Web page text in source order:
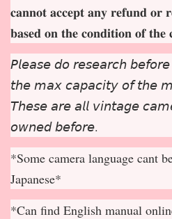
𝐜𝐚𝐧𝐧𝐨𝐭 𝐚𝐜𝐜𝐞𝐩𝐭 𝐚𝐧𝐲 𝐫𝐞𝐟𝐮𝐧𝐝 𝐨𝐫
𝐛𝐚𝐬𝐞𝐝 𝐨𝐧 𝐭𝐡𝐞 𝐜𝐨𝐧𝐝𝐢𝐭𝐢𝐨𝐧 𝐨𝐟
𝘗𝘭𝘦𝘢𝘴𝘦 𝘥𝘰 𝘳𝘦𝘴𝘦𝘢𝘳𝘤𝘩 𝘣𝘦𝘧𝘰𝘳𝘦
𝘵𝘩𝘦 𝘮𝘢𝘹 𝘤𝘢𝘱𝘢𝘤𝘪𝘵𝘺 𝘰𝘧 𝘵𝘩𝘦
𝘛𝘩𝘦𝘴𝘦 𝘢𝘳𝘦 𝘢𝘭𝘭 𝘷𝘪𝘯𝘵𝘢𝘨𝘦
𝘰𝘸𝘯𝘦𝘥 𝘣𝘦𝘧𝘰𝘳𝘦.
*Some camera language cant
Japanese*
*Can find English manual